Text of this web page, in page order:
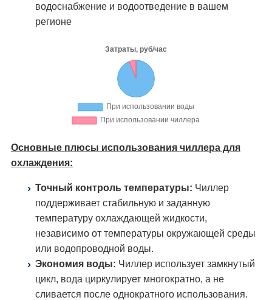
водоснабжение и водоотведение в вашем
регионе
Основные плюсы использования чиллера для
охлаждения:
Точный контроль температуры: Чиллер
поддерживает стабильную и заданную
температуру охлаждающей жидкости,
независимо от температуры окружающей среды
или водопроводной воды.
Экономия воды: Чиллер использует замкнутый
цикл, вода циркулирует многократно, а не
сливается после однократного использования.